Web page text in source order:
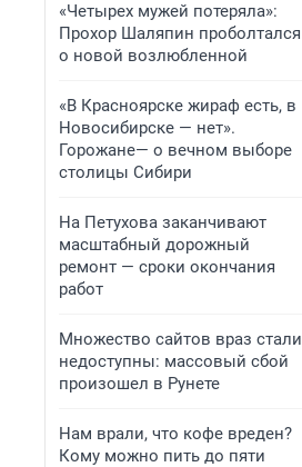
«Четырех мужей потеряла»:
Прохор Шаляпин проболтался
о новой возлюбленной
«В Красноярске жираф есть, в
Новосибирске — нет».
Горожане— о вечном выборе
столицы Сибири
На Петухова заканчивают
масштабный дорожный
ремонт — сроки окончания
работ
Множество сайтов враз стали
недоступны: массовый сбой
произошел в Рунете
Нам врали, что кофе вреден?
Кому можно пить до пяти